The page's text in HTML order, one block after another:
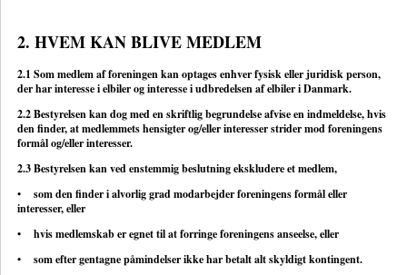
2. HVEM KAN BLIVE MEDLEM
2.1 Som medlem af foreningen kan optages enhver fysisk eller juridisk person,
der har interesse i elbiler og interesse i udbredelsen af elbiler i Danmark.
2.2 Bestyrelsen kan dog med en skriftlig begrundelse afvise en indmeldelse, hvis
den finder, at medlemmets hensigter og/eller interesser strider mod foreningens
formål og/eller interesser.
2.3 Bestyrelsen kan ved enstemmig beslutning ekskludere et medlem,
• som den finder i alvorlig grad modarbejder foreningens formål eller
interesser, eller
• hvis medlemskab er egnet til at forringe foreningens anseelse, eller
• som efter gentagne påmindelser ikke har betalt alt skyldigt kontingent.